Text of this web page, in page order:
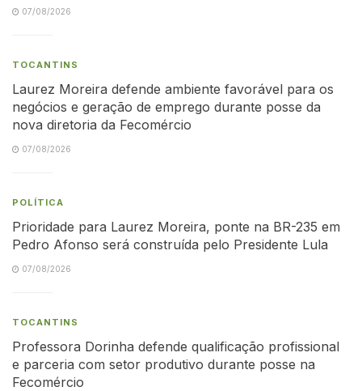
07/08/2026
TOCANTINS
Laurez Moreira defende ambiente favorável para os
negócios e geração de emprego durante posse da
nova diretoria da Fecomércio
07/08/2026
POLÍTICA
Prioridade para Laurez Moreira, ponte na BR-235 em
Pedro Afonso será construída pelo Presidente Lula
07/08/2026
TOCANTINS
Professora Dorinha defende qualificação profissional
e parceria com setor produtivo durante posse na
Fecomércio